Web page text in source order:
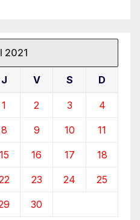
2021
J V S D
1 2 3 4
8 9 10 11
15 16 17 18
23 24 25
30